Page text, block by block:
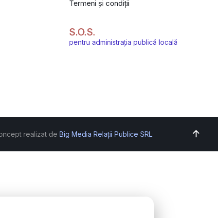
Termeni și condiții
S.O.S.
pentru administrația publică locală
realizat de Big Media Relații Publice SRL